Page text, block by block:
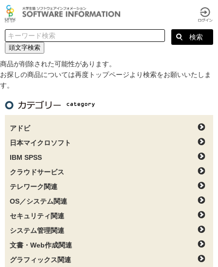
頭文字検索
商品が削除された可能性があります。
お探しの商品については再度トップページより検索をお願いいたしま
す。
アドビ
日本マイクロソフト
IBM SPSS
クラウドサービス
テレワーク関連
OS／システム関連
セキュリティ関連
システム管理関連
文書・Web作成関連
グラフィックス関連